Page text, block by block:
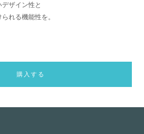
ザイン性と
れる機能性を。
購入する